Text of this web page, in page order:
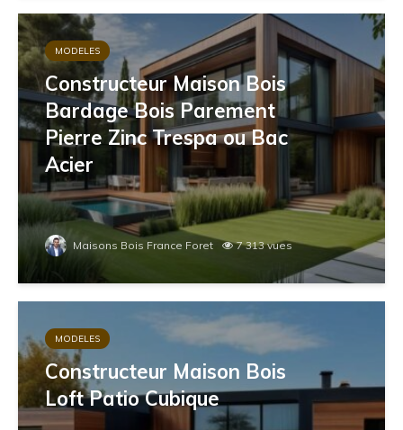
MODELES
Constructeur Maison Bois
Bardage Bois Parement
Pierre Zinc Trespa ou Bac
Acier
Maisons Bois France Foret 7 313 vues
MODELES
Constructeur Maison Bois
Loft Patio Cubique